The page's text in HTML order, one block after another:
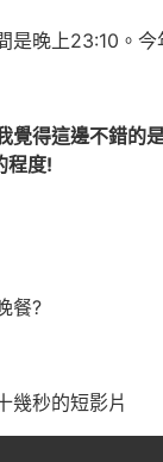
是晚上23:10。今
覺得這邊不錯的
程度!
餐?
幾秒的短影片